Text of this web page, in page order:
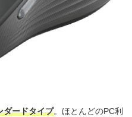
ダードタイプ。ほとんどのPC利